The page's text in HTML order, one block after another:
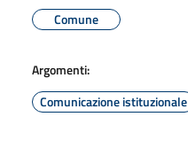
Comune
Argomenti:
Comunicazione istituzionale